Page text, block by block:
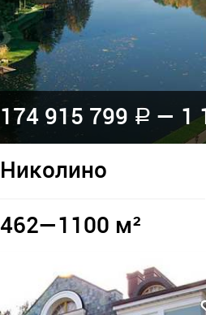
174 915 799 a — 1
Николино
462—1100 м²